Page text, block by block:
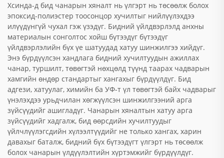
Хсинда-д бид чанарын хяналт нь үлгэрт нь төсөөлж болох
эпоксид-полиэстер тоосонцор хучилтыг нийлүүлэхдээ
илүүдүнгүй чухал гэж үзэдүг. Бидний үйлдвэрлэлд анхны
материалын сонголтос хойш бүтээдүг бүтээдүг
үйлдвэрлэлийн бүх үе шатуудад хатуу шинжилгээ хийдүг.
Энэ бүрдүүлсэн хандлага бидний хучилтуудын ажиллах
чанар, туршилт, төвөгтэй нөхцөлд түүнд таарах чадварын
хамгийн өндөр стандартыг хангахыг бүрдүүлдүг. Бид
адгези, хатуулаг, химийн ба УФ-т үл төвөгтэй байх чадварыг
үнэлэхдээ урьдчилан хөгжүүлсэн шинжилгээний арга
зүйсүүдийг ашигладүг. Чанарын хяналтын хатуу арга
зүйсүүдийг хадгалж, бид өөрсдийн хучилтуудыг
үйлчлүүлэгсдийн хүлээлтүүдийг не только хангах, харин
давахыг баталж, бидний бүх бүтээдүгт үлгэрт нь төсөөлж
болох чанарын үлдүүлэлтийн хүртэмжийг бүрдүүлдүг.